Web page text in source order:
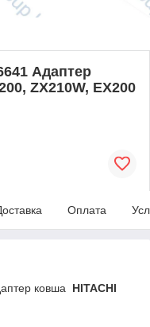
Адаптер
ZX210W, EX200
Оплата
ковша HITACHI